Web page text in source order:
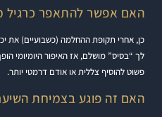
האם אפשר להתאפר כרגיל
כן, אחרי תקופת ההחלמה (כשבועיים) את
לך “בסיס” מושלם, אז האיפור היומיומי
פשוט להוסיף צללית או אודם דרמטי יותר.
האם זה פוגע בצמיחת